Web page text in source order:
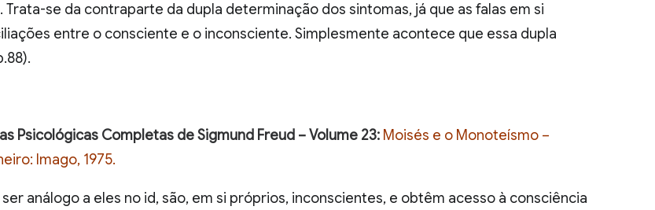
se da contraparte da dupla determinação dos sintomas, já que as falas em si
entre o consciente e o inconsciente. Simplesmente acontece que essa dupla
Psicológicas Completas de Sigmund Freud – Volume 23: Moisés e o Monoteísmo –
Imago, 1975.
análogo a eles no id, são, em si próprios, inconscientes, e obtêm acesso à consciência